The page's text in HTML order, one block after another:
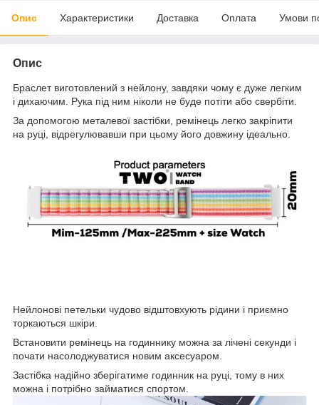
Опис Характеристики Доставка Оплата Умови
Опис
Браслет виготовлений з нейлону, завдяки чому є дуже легким
і дихаючим. Рука під ним ніколи не буде потіти або свербіти.
За допомогою металевої застібки, ремінець легко закріпити
на руці, відрегулювавши при цьому його довжину ідеально.
Нейлонові петельки чудово відштовхують рідини і приємно
торкаються шкіри.
Встановити ремінець на годиннику можна за лічені секунди і
почати насолоджуватися новим аксесуаром.
Застібка надійно зберігатиме годинник на руці, тому в них
можна і потрібно займатися спортом.